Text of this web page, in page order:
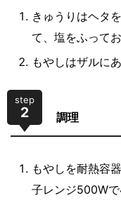
きゅうりはヘタ
て、塩をふってお
もやしはザルに
step
2 調理
もやしを耐熱容
子レンジ500W